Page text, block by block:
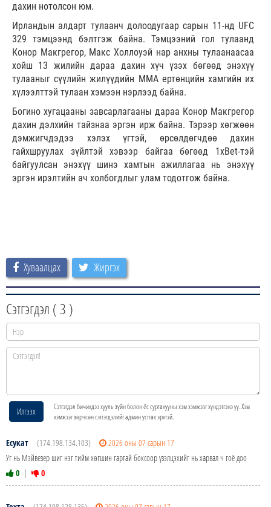
дахин нотолсон юм.
Ирландын алдарт тулаанч долоодугаар сарын 11-нд UFC
329 тэмцээнд бэлтгэж байна. Тэмцээний гол тулаанд
Конор Макгрегор, Макс Холлоуэй нар анхны тулаанаасаа
хойш 13 жилийн дараа дахин хүч үзэх бөгөөд энэхүү
тулааныг сүүлийн жилүүдийн MMA ертөнцийн хамгийн их
хүлээлттэй тулаан хэмээн нэрлээд байна.
Богино хугацааны завсарлагааны дараа Конор Макгрегор
дахин дэлхийн тайзнаа эргэн ирж байна. Тэрээр хөгжөөн
дэмжигчдэдээ хэлэх үгтэй, өрсөлдөгчдөө дахин
гайхшруулах зүйлтэй хэвээр байгаа бөгөөд 1xBet-тэй
байгуулсан энэхүү шинэ хамтын ажиллагаа нь энэхүү
эргэн ирэлтийн ач холбогдлыг улам тодотгож байна.
Хуваалцах Жиргэх
Сэтгэгдэл ( 3 )
Илгээх
Сэтгэгдэл бичихдээ хууль зүйн болон ёс суртахууны хэм хэмжээг хүндэтгэнэ үү. Хэм
хэмжээг зөрчсөн сэтгэгдэлийг админ устгах эрхтэй.
Есукат (174.198.134.103)
2026 оны 07 сарын 17
Уг нь Мэйвезер шиг нэг тийм хөгшин гартай боксоор үзэлцэхийг нь харвал ч гоё доо
0 | 0